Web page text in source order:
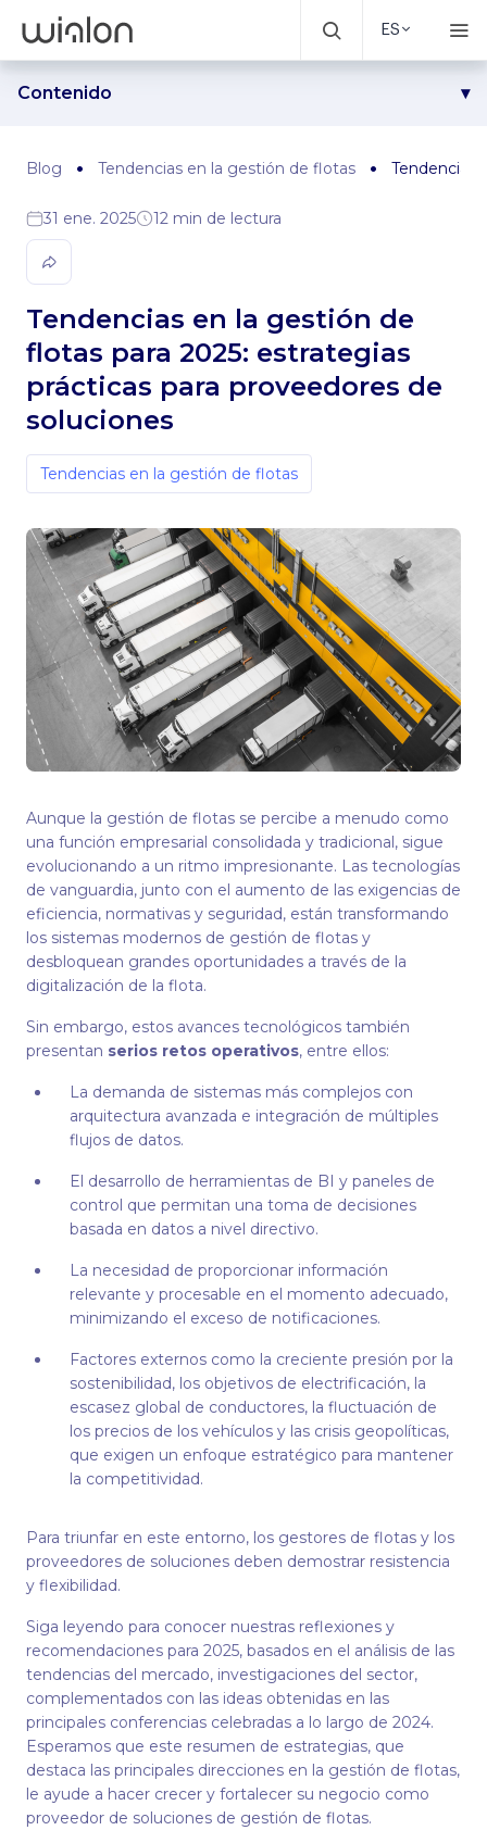
ES
Contenido
mercado
3. Reconsiderar el enfoque de la gestión de conductores:
del control a la capacitación
5. Integración de IA
6. Transformar la mentalidad empresarial
Acompañándole en el camino
Blog Tendencias en la gestión de flotas Tendencias
31 ene. 2025 12 min de lectura
Tendencias en la gestión de
flotas para 2025: estrategias
prácticas para proveedores de
soluciones
Tendencias en la gestión de flotas
Aunque la gestión de flotas se percibe a menudo como
una función empresarial consolidada y tradicional, sigue
evolucionando a un ritmo impresionante. Las tecnologías
de vanguardia, junto con el aumento de las exigencias de
eficiencia, normativas y seguridad, están transformando
los sistemas modernos de gestión de flotas y
desbloquean grandes oportunidades a través de la
digitalización de la flota.
Sin embargo, estos avances tecnológicos también
presentan serios retos operativos, entre ellos:
La demanda de sistemas más complejos con
arquitectura avanzada e integración de múltiples
flujos de datos.
El desarrollo de herramientas de BI y paneles de
control que permitan una toma de decisiones
basada en datos a nivel directivo.
La necesidad de proporcionar información
relevante y procesable en el momento adecuado,
minimizando el exceso de notificaciones.
Factores externos como la creciente presión por la
sostenibilidad, los objetivos de electrificación, la
escasez global de conductores, la fluctuación de
los precios de los vehículos y las crisis geopolíticas,
que exigen un enfoque estratégico para mantener
la competitividad.
Para triunfar en este entorno, los gestores de flotas y los
proveedores de soluciones deben demostrar resistencia
y flexibilidad.
Siga leyendo para conocer nuestras reflexiones y
recomendaciones para 2025, basados en el análisis de las
tendencias del mercado, investigaciones del sector,
complementados con las ideas obtenidas en las
principales conferencias celebradas a lo largo de 2024.
Esperamos que este resumen de estrategias, que
destaca las principales direcciones en la gestión de flotas,
le ayude a hacer crecer y fortalecer su negocio como
proveedor de soluciones de gestión de flotas.